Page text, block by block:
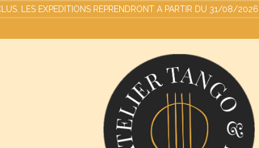
LES EXPEDITIONS REPRENDRONT A PARTIR DU 31/